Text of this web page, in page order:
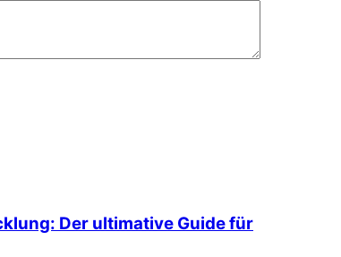
Der ultimative Guide für